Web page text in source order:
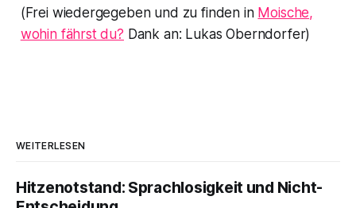
(Frei wiedergegeben und zu finden in Moische,
wohin fährst du? Dank an: Lukas Oberndorfer)
WEITERLESEN
Hitzenotstand: Sprachlosigkeit und Nicht-